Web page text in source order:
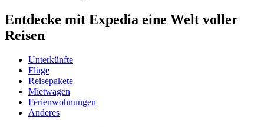
Entdecke mit Expedia eine Welt voller
Reisen
Unterkünfte
Flüge
Reisepakete
Mietwagen
Ferienwohnungen
Anderes